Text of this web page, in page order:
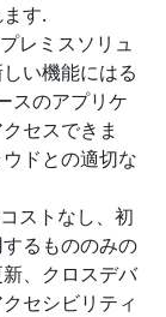
す.
レミスソリュ
い機能にはる
スのアプリケ
セスできま
ドとの適切な
ストなし、初
るもののみの
、クロスデバ
セシビリティ